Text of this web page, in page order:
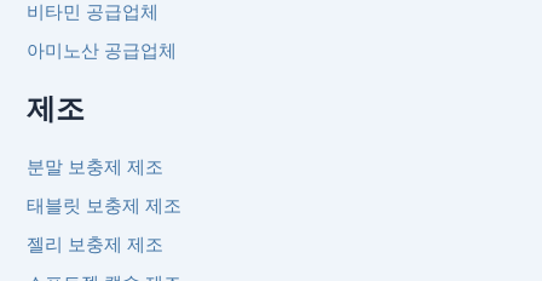
비타민 공급업체
아미노산 공급업체
제조
분말 보충제 제조
태블릿 보충제 제조
젤리 보충제 제조